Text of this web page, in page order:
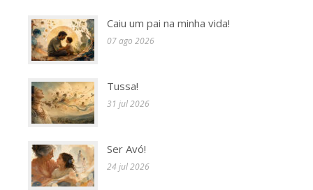
Caiu um pai na minha vida!
07 ago 2026
Tussa!
31 jul 2026
Ser Avó!
24 jul 2026